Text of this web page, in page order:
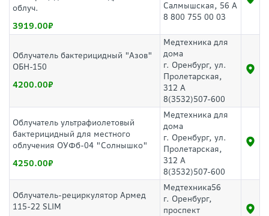
облуч.
3919.00
Салмышская, 56 А
8 800 755 00 03
Облучатель бактерицидный "Азов"
ОБН-150
4200.00
Медтехника для
дома
г. Оренбург, ул.
Пролетарская,
312 А
8(3532)507-600
Облучатель ультрафиолетовый
бактерицидный для местного
облучения ОУФб-04 "Солнышко"
4250.00
Медтехника для
дома
г. Оренбург, ул.
Пролетарская,
312 А
8(3532)507-600
Облучатель-рециркулятор Армед
115-22 SLIM
Медтехника56
г. Оренбург,
проспект